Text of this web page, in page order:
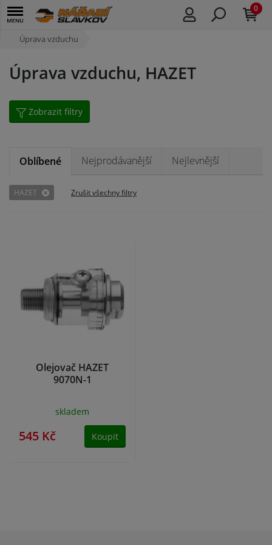
0
Úprava vzduchu
Úprava vzduchu, HAZET
Zobrazit filtry
Oblíbené Nejprodávanější Nejlevnější
HAZET Zrušit všechny filtry
Olejovač HAZET
9070N-1
skladem
545 Kč Koupit